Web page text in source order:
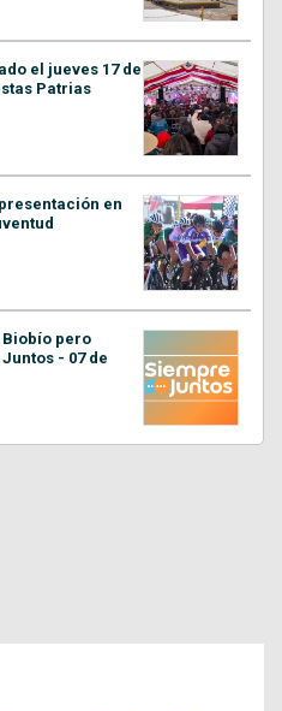
el jueves 17 de
Patrias
en
Biobío pero
- 07 de